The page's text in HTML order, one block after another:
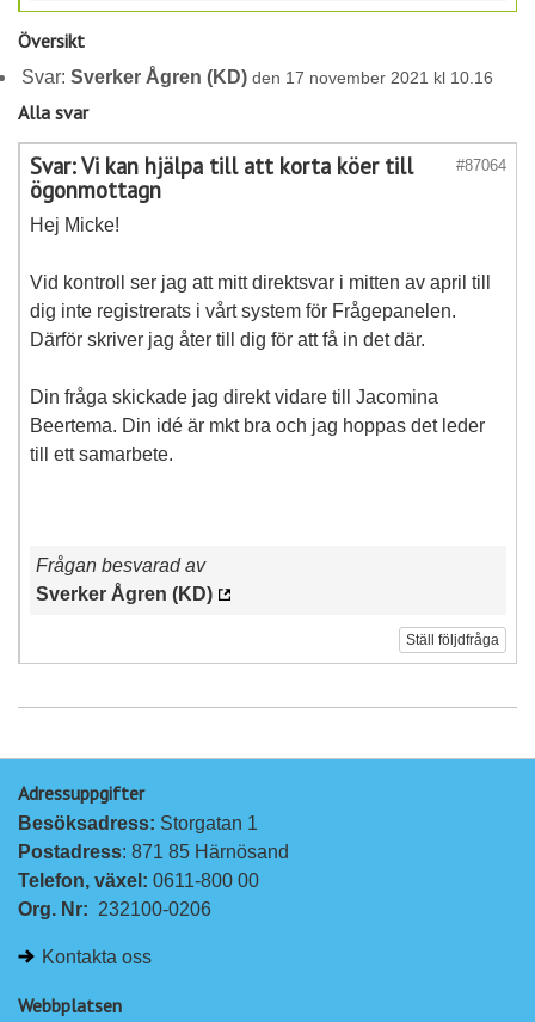
Översikt
Svar:Sverker Ågren (KD) den 17 november 2021 kl 10.16
Alla svar
#87064
Svar: Vi kan hjälpa till att korta köer till
ögonmottagn
Hej Micke!
Vid kontroll ser jag att mitt direktsvar i mitten av april till
dig inte registrerats i vårt system för Frågepanelen.
Därför skriver jag åter till dig för att få in det där.
Din fråga skickade jag direkt vidare till Jacomina
Beertema. Din idé är mkt bra och jag hoppas det leder
till ett samarbete.
Frågan besvarad av
Sverker Ågren (KD)
Ställ följdfråga
Adressuppgifter
Besöksadress: Storgatan 1
Postadress: 871 85 Härnösand
Telefon, växel: 0611-800 00
Org. Nr: 232100-0206
Kontakta oss
Webbplatsen